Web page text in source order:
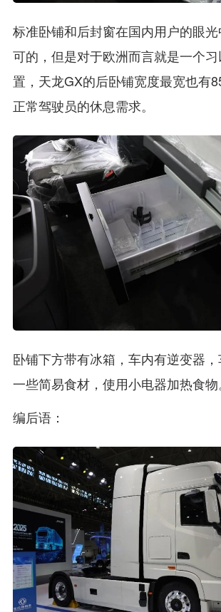
标准卧铺和后封窗在国内用户的眼
可的，但是对于欧洲而言就是一个
置，天龙GX的后卧铺宽度最宽也有
正常驾驶员的休息需求。
卧铺下方带有冰箱，车内有逆变器
一些简易食材，使用小电器加热食物
编后语：